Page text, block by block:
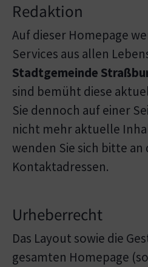
Redaktion
Auf dieser Homepage
Services aus allen
Stadtgemeinde
sind bemüht diese
Sie dennoch auf einer
nicht mehr aktuelle
wenden Sie sich bitte an
Kontaktadressen.
Urheberrecht
Das Layout sowie die
gesamten Homepage